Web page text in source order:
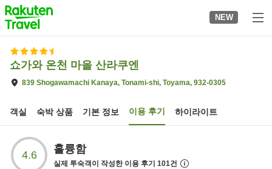
to
top
page
NEW
쇼가와 온천 마을 산라쿠엔
839 Shogawamachi Kanaya, Tonami-shi, Toyama, 932-0305
객실 숙박 상품 기본 정보 이용 후기 하이라이트
4.6 훌륭함
실제 투숙객이 작성한 이용 후기 101건